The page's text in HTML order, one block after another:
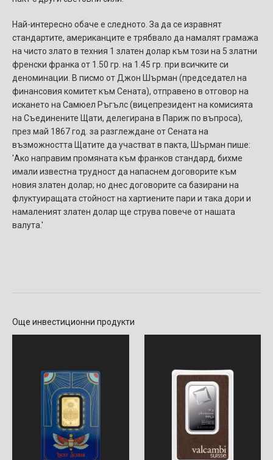
Най-интересно обаче е следното. За да се изравнят
стандартите, американците е трябвало да намалят грамажа
на чисто злато в техния 1 златен долар към този на 5 златни
френски франка от 1.50 гр. на 1.45 гр. при всичките си
деноминации. В писмо от Джон Шърман (председател на
финансовия комитет към Сената), отправено в отговор на
искането на Самюел Ръгълс (вицепрезидент на комисията
на Съединените Щати, делегирана в Париж по въпроса),
през май 1867 год. за разглеждане от Сената на
възможността Щатите да участват в пакта, Шърман пише:
'Ако направим промяната към франков стандард, бихме
имали известна трудност да напаснем договорите към
новия златен долар; но днес договорите са базирани на
флуктуиращата стойност на хартиените пари и така дори и
намаленият златен долар ще струва повече от нашата
валута.'
Още инвестиционни продукти